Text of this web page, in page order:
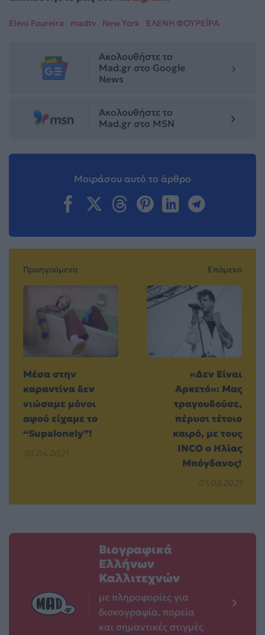
Eleni Foureira madtv New York ΕΛΕΝΗ ΦΟΥΡΕΪΡΑ
Ακολουθήστε το
Mad.gr στο Google
News
Ακολουθήστε το
Mad.gr στο MSN
Μοιράσου αυτό το άρθρο
Προηγούμενο
Μέσα στην
καραντίνα δεν
νιώσαμε μόνοι
αφού είχαμε το
“Supalonely”!
30.04.2021
Επόμενο
«Δεν Είναι
Αρκετό»: Μας
τραγουδούσε,
πέρυσι τέτοιο
καιρό, με τους
INCO ο Ηλίας
Μπόγδανος!
01.05.2021
Βιογραφικά
Ελλήνων
Καλλιτεχνών
με πληροφορίες για
δισκογραφία, πορεία
και σημαντικές στιγμές